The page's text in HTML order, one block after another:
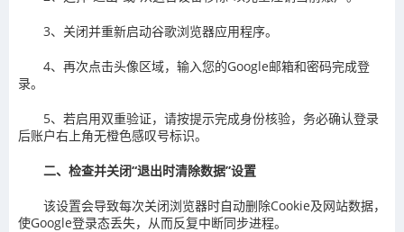
3、关闭并重新启动谷歌浏览器应用程序。
4、再次点击头像区域，输入您的Google邮箱和密码完成登
录。
5、若启用双重验证，请按提示完成身份核验，务必确认登录
后账户右上角无橙色感叹号标识。
二、检查并关闭“退出时清除数据”设置
该设置会导致每次关闭浏览器时自动删除Cookie及网站数据，
使Google登录态丢失，从而反复中断同步进程。